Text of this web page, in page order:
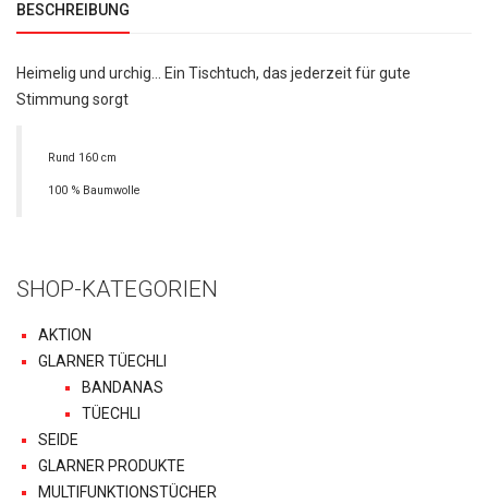
BESCHREIBUNG
Heimelig und urchig... Ein Tischtuch, das jederzeit für gute
Stimmung sorgt
Rund 160 cm
100 % Baumwolle
SHOP-KATEGORIEN
AKTION
GLARNER TÜECHLI
BANDANAS
TÜECHLI
SEIDE
GLARNER PRODUKTE
MULTIFUNKTIONSTÜCHER